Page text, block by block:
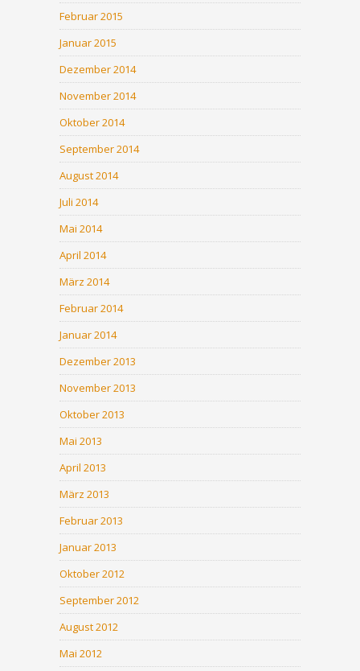
Februar 2015
Januar 2015
Dezember 2014
November 2014
Oktober 2014
September 2014
August 2014
Juli 2014
Mai 2014
April 2014
März 2014
Februar 2014
Januar 2014
Dezember 2013
November 2013
Oktober 2013
Mai 2013
April 2013
März 2013
Februar 2013
Januar 2013
Oktober 2012
September 2012
August 2012
Mai 2012